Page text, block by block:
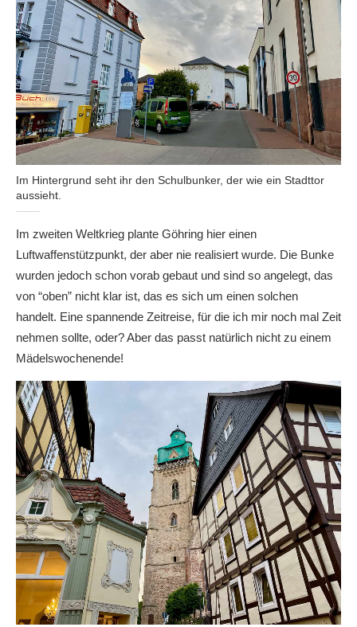
Im Hintergrund seht ihr den Schulbunker, der wie ein Stadttor
aussieht.
Im zweiten Weltkrieg plante Göhring hier einen
Luftwaffenstützpunkt, der aber nie realisiert wurde. Die Bunke
wurden jedoch schon vorab gebaut und sind so angelegt, das
von “oben” nicht klar ist, das es sich um einen solchen
handelt. Eine spannende Zeitreise, für die ich mir noch mal Zeit
nehmen sollte, oder? Aber das passt natürlich nicht zu einem
Mädelswochenende!